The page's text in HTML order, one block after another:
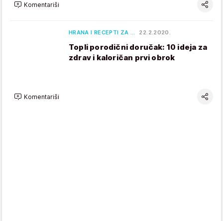
Komentariši
HRANA I RECEPTI ZA … 22.2.2020.
Topli porodični doručak: 10 ideja za
zdrav i kaloričan prvi obrok
Komentariši